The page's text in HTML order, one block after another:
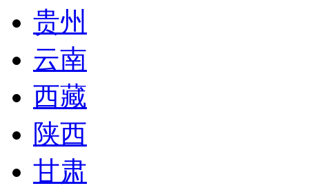
贵州
云南
西藏
陕西
甘肃